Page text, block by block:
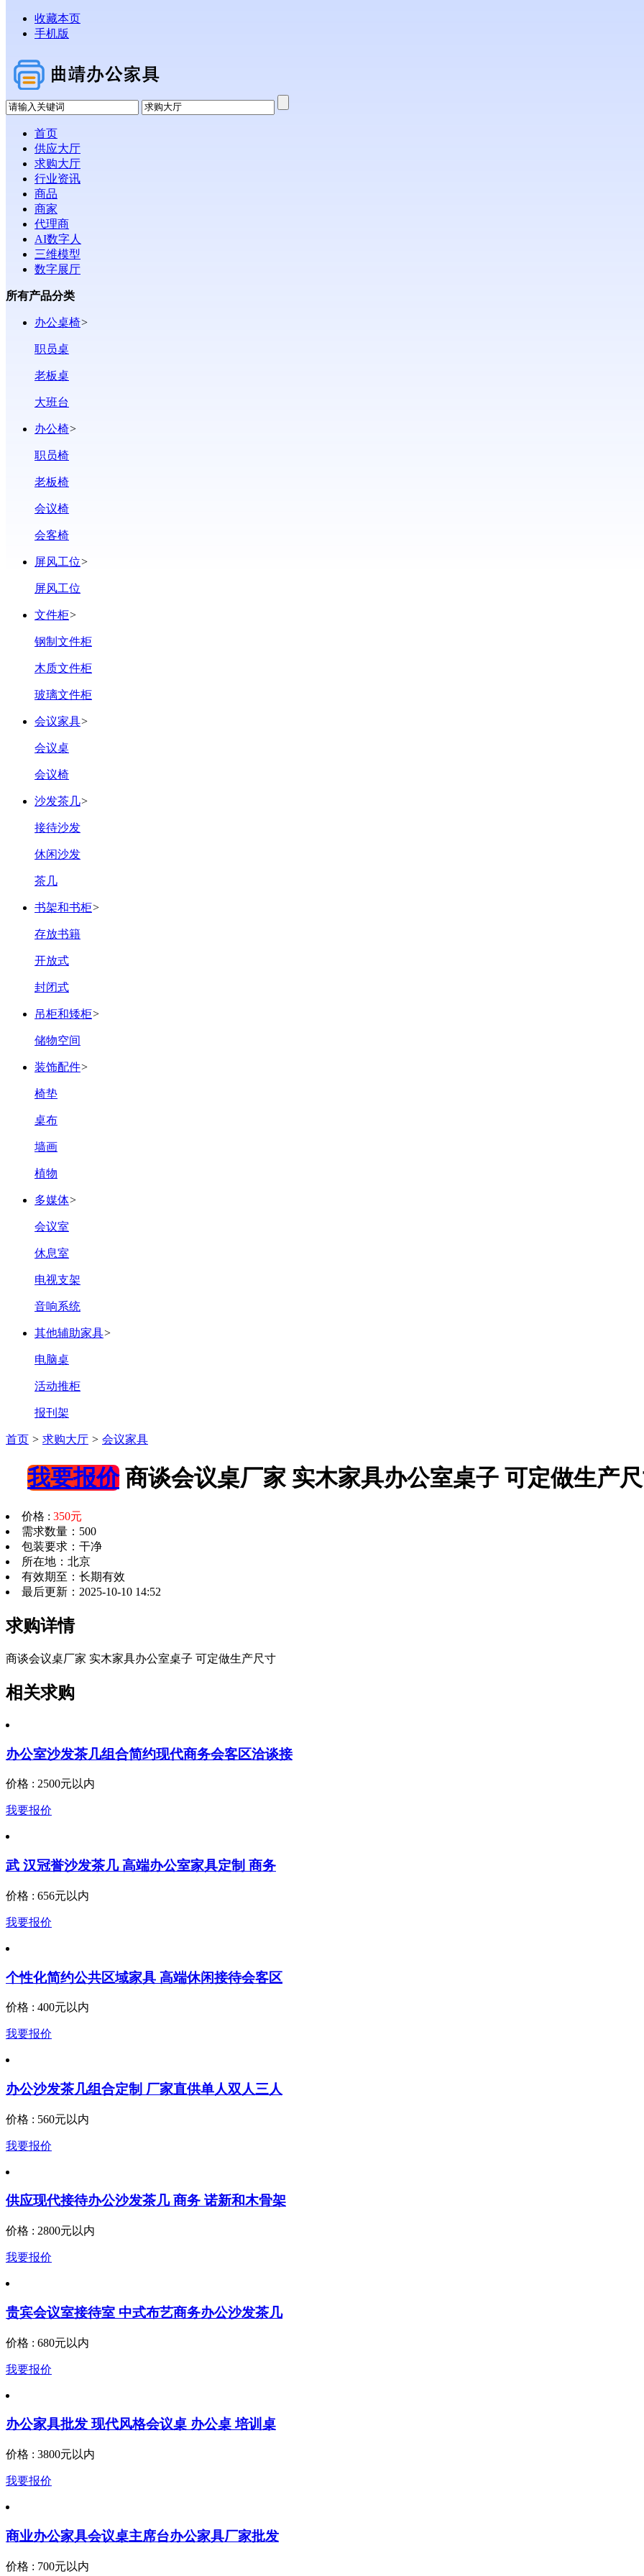
收藏本页
手机版
首页
供应大厅
求购大厅
行业资讯
商品
商家
代理商
AI数字人
三维模型
数字展厅
所有产品分类
办公桌椅>
职员桌
老板桌
大班台
办公椅>
职员椅
老板椅
会议椅
会客椅
屏风工位>
屏风工位
文件柜>
钢制文件柜
木质文件柜
玻璃文件柜
会议家具>
会议桌
会议椅
沙发茶几>
接待沙发
休闲沙发
茶几
书架和书柜>
存放书籍
开放式
封闭式
吊柜和矮柜>
储物空间
装饰配件>
椅垫
桌布
墙画
植物
多媒体>
会议室
休息室
电视支架
音响系统
其他辅助家具>
电脑桌
活动推柜
报刊架
首页 > 求购大厅 > 会议家具
我要报价 商谈会议桌厂家 实木家具办公室桌子 可定做生产
价格 : 350元
需求数量：500
包装要求：干净
所在地：北京
有效期至：长期有效
最后更新：2025-10-10 14:52
求购详情
商谈会议桌厂家 实木家具办公室桌子 可定做生产尺寸
相关求购
办公室沙发茶几组合简约现代商务会客区洽谈接
价格 : 2500元以内
我要报价
武 汉冠誉沙发茶几 高端办公室家具定制 商务
价格 : 656元以内
我要报价
个性化简约公共区域家具 高端休闲接待会客区
价格 : 400元以内
我要报价
办公沙发茶几组合定制 厂家直供单人双人三人
价格 : 560元以内
我要报价
供应现代接待办公沙发茶几 商务 诺新和木骨架
价格 : 2800元以内
我要报价
贵宾会议室接待室 中式布艺商务办公沙发茶几
价格 : 680元以内
我要报价
办公家具批发 现代风格会议桌 办公桌 培训桌
价格 : 3800元以内
我要报价
商业办公家具会议桌主席台办公家具厂家批发
价格 : 700元以内